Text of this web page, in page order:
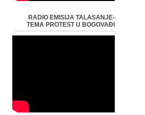
RADIO EMISIJA TALASANJE-
TEMA PROTEST U BOGOVAĐI